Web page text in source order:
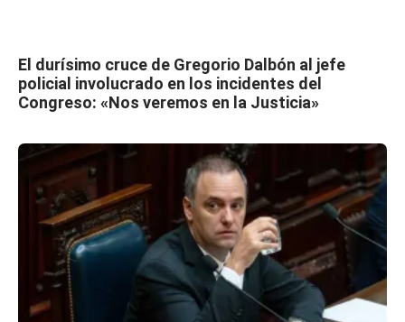
El durísimo cruce de Gregorio Dalbón al jefe
policial involucrado en los incidentes del
Congreso: «Nos veremos en la Justicia»